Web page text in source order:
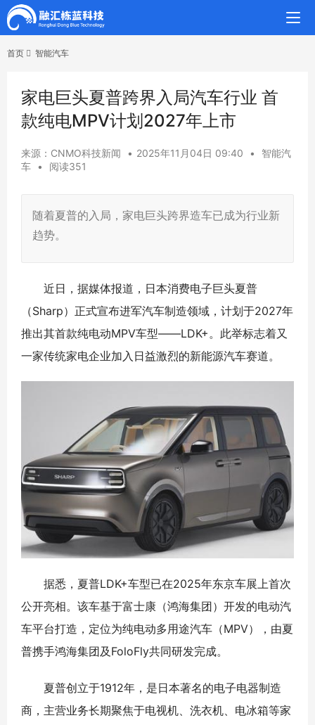
首页 智能汽车
家电巨头夏普跨界入局汽车行业 首
款纯电MPV计划2027年上市
来源：CNMO科技新闻 • 2025年11月04日 09:40 •
智能汽
车
• 阅读351
随着夏普的入局，家电巨头跨界造车已成为行业新
趋势。
近日，据媒体报道，日本消费电子巨头夏普
（Sharp）正式宣布进军汽车制造领域，计划于2027年
推出其首款纯电动MPV车型——LDK+。此举标志着又
一家传统家电企业加入日益激烈的新能源汽车赛道。
据悉，夏普LDK+车型已在2025年东京车展上首次
公开亮相。该车基于富士康（鸿海集团）开发的电动汽
车平台打造，定位为纯电动多用途汽车（MPV），由夏
普携手鸿海集团及FoloFly共同研发完成。
夏普创立于1912年，是日本著名的电子电器制造
商，主营业务长期聚焦于电视机、洗衣机、电冰箱等家